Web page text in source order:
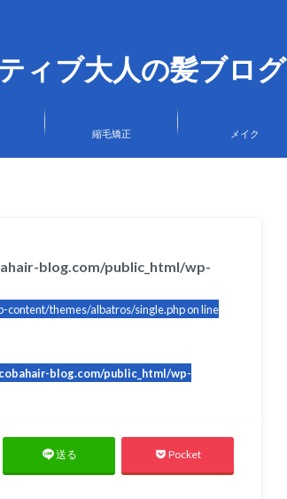
ィブ大人の髪ブログ
縮毛矯正 メイク
blog.com/public_html/wp-
themes/albatros/single.php on line
blog.com/public_html/wp-
送る Pocket